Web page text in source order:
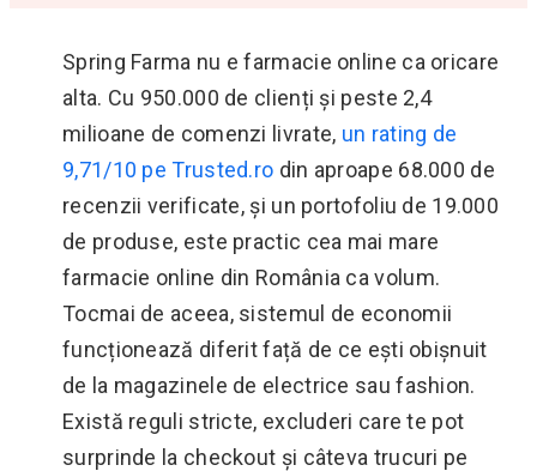
Spring Farma nu e farmacie online ca oricare
alta. Cu 950.000 de clienți și peste 2,4
milioane de comenzi livrate, un rating de
9,71/10 pe Trusted.ro din aproape 68.000 de
recenzii verificate, și un portofoliu de 19.000
de produse, este practic cea mai mare
farmacie online din România ca volum.
Tocmai de aceea, sistemul de economii
funcționează diferit față de ce ești obișnuit
de la magazinele de electrice sau fashion.
Există reguli stricte, excluderi care te pot
surprinde la checkout și câteva trucuri pe